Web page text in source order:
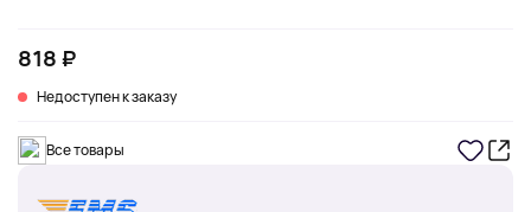
818 ₽
Недоступен к заказу
Все товары